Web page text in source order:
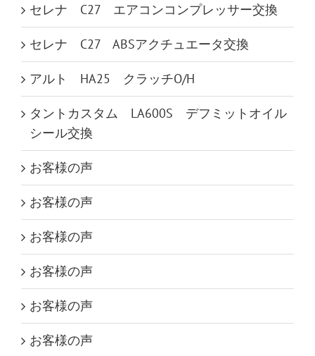
セレナ C27 エアコンコンプレッサー交換
セレナ C27 ABSアクチュエータ交換
アルト HA25 クラッチO/H
タントカスタム LA600S デフミットオイル
シール交換
お客様の声
お客様の声
お客様の声
お客様の声
お客様の声
お客様の声